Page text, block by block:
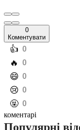
0
Коментувати
️👍 0
️🔥 0
️😄 0
️😢 0
️🤬 0
коментарі